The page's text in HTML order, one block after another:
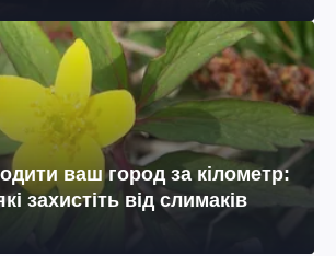
ваш город за кілометр:
захистіть від слимаків